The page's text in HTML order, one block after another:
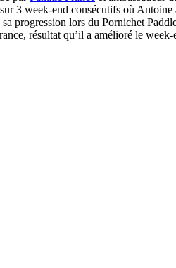
3 week-end consécutifs où
progression lors du Pornichet
résultat qu’il a amélioré le